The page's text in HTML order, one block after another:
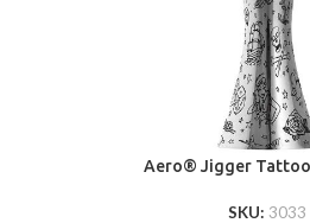
Aero® Jigger Tattoo
SKU: 3033